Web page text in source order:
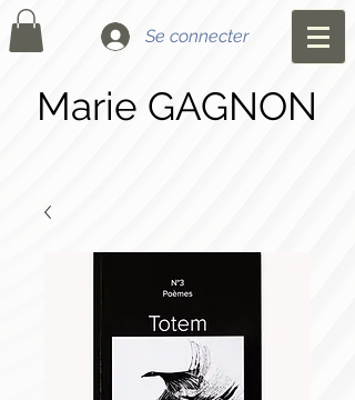
Se connecter
Marie GAGNON